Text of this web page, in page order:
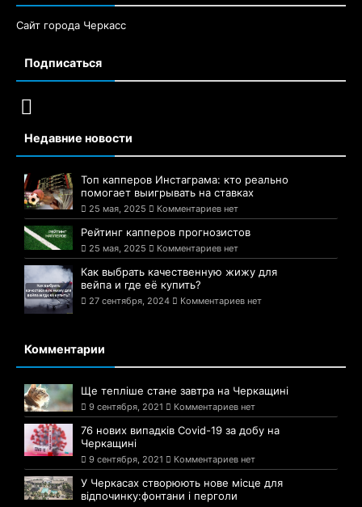
Сайт города Черкасс
Подписаться
Недавние новости
Топ капперов Инстаграма: кто реально
помогает выигрывать на ставках
25 мая, 2025 Комментариев нет
Рейтинг капперов прогнозистов
25 мая, 2025 Комментариев нет
Как выбрать качественную жижу для
вейпа и где её купить?
27 сентября, 2024 Комментариев нет
Комментарии
Ще тепліше стане завтра на Черкащині
9 сентября, 2021 Комментариев нет
76 нових випадків Covid-19 за добу на
Черкащині
9 сентября, 2021 Комментариев нет
У Черкасах створюють нове місце для
відпочинку:фонтани і перголи